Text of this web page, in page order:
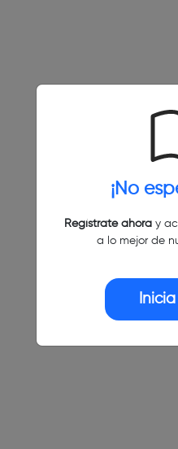
¡No
Regístrate ahoray
a lo mejor de